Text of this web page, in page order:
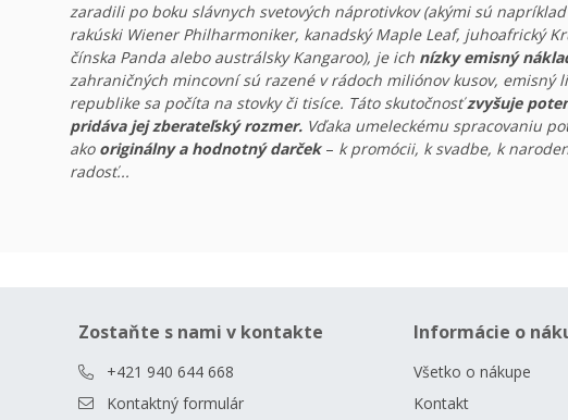
zaradili po boku slávnych svetových náprotivkov (akými sú napríklad
rakúski Wiener Philharmoniker, kanadský Maple Leaf, juhoafrický
čínska Panda alebo austrálsky Kangaroo), je ich nízky emisný
zahraničných mincovní sú razené v rádoch miliónov kusov, emisný
republike sa počíta na stovky či tisíce. Táto skutočnosťzvyšuje
pridáva jej zberateľský rozmer. Vďaka umeleckému spracovaniu
ako originálny a hodnotný darček – k promócii, k svadbe, k
radosť...
Zostaňte s nami v kontakte
+421 940 644 668
Kontaktný formulár
Informácie o
Všetko o nákupe
Kontakt